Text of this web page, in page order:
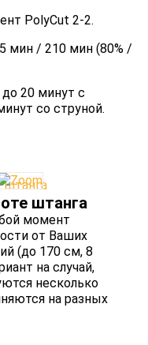
PolyCut 2-2.
мин / 210 мин (80% /
20 минут с
со струной.
штанга
момент
от Ваших
(до 170 см, 8
на случай,
несколько
на разных